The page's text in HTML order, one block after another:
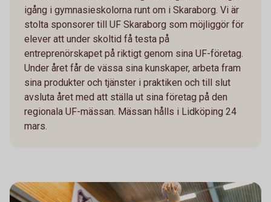
igång i gymnasieskolorna runt om i Skaraborg. Vi är
stolta sponsorer till UF Skaraborg som möjliggör för
elever att under skoltid få testa på
entreprenörskapet på riktigt genom sina UF-företag.
Under året får de vässa sina kunskaper, arbeta fram
sina produkter och tjänster i praktiken och till slut
avsluta året med att ställa ut sina företag på den
regionala UF-mässan. Mässan hålls i Lidköping 24
mars.